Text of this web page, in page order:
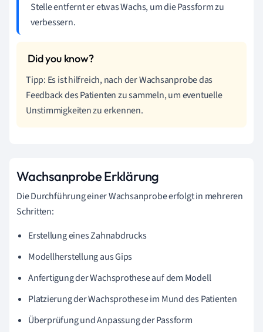
Stelle entfernt er etwas Wachs, um die Passform zu
verbessern.
Tipp: Es ist hilfreich, nach der Wachsanprobe das
Feedback des Patienten zu sammeln, um eventuelle
Unstimmigkeiten zu erkennen.
Wachsanprobe Erklärung
Die Durchführung einer Wachsanprobe erfolgt in mehreren
Schritten:
Erstellung eines Zahnabdrucks
Modellherstellung aus Gips
Anfertigung der Wachsprothese auf dem Modell
Platzierung der Wachsprothese im Mund des Patienten
Überprüfung und Anpassung der Passform